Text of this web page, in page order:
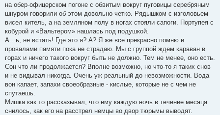
на обер-офицерском погоне с обвитым вокруг пуговицы серебряным
шнуром говорили об этом довольно четко. Рядышком с изголовьем
висел китель, а на земляном полу в ногах стояли сапоги. Портупея с
кобурой и «Вальтером» нашлась под подушкой.
А…ь, не встать! Где это я? А? Я же все прекрасно помню и
провалами памяти пока не страдаю. Мы с группой ждем караван в
горах и ничего такого вокруг быть не должно. Тем не менее, оно есть.
Сон что ли продолжается? Вполне возможно, но что-то я таких снов
и не видывал никогда. Очень уж реальный до невозможности. Вода
вон капает, запахи своеобразные - кислые, которые не с чем не
спутаешь.
Мишка как то рассказывал, что ему каждую ночь в течение месяца
снилось, как его на расстрел немцы во двор тюрьмы выводят.